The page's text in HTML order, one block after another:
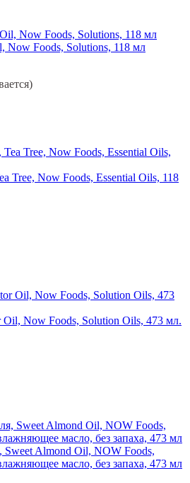
Now Foods, Solutions, 118 мл
Tree, Now Foods, Essential Oils, 118
Oil, Now Foods, Solution Oils, 473 мл.
Sweet Almond Oil, NOW Foods,
масло, без запаха, 473 мл